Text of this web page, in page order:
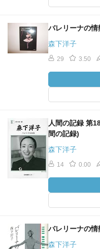
バレリーナの
森下洋子
29 3.50
人間の記録 第
間の記録)
森下洋子
14 0.00
バレリーナの情
森下洋子